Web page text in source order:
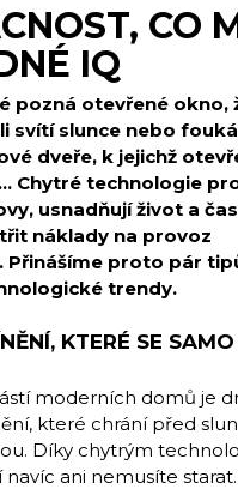
CO
IQ
pozná otevřené okno,
svítí slunce nebo
dveře, k jejichž
Chytré technologie
usnadňují život a
náklady na provoz
Přinášíme proto pár
trendy.
KTERÉ SE SAMO
moderních domů je
které chrání před
Díky chytrým
ani nemusíte starat.